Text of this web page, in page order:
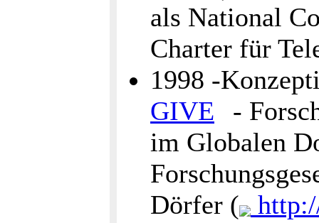
als National
Charter für
1998 -
GIVE
-
im Globalen
Dörfer (